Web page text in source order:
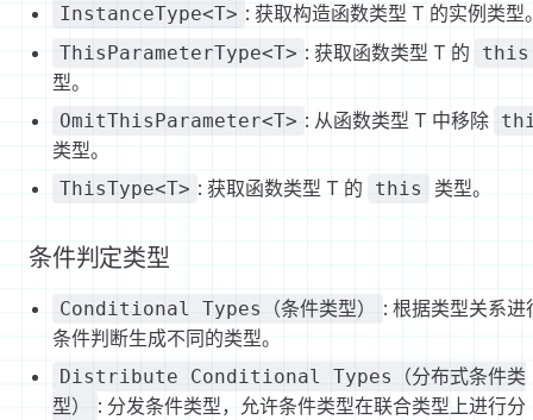
InstanceType<T> : 获取构造函数类型 T 的实例类型
ThisParameterType<T> : 获取函数类型 T 的 this
型。
OmitThisParameter<T> : 从函数类型 T 中移除
类型。
ThisType<T> : 获取函数类型 T 的 this 类型。
条件判定类型
Conditional Types（条件类型）
: 根据类型关系进
条件判断生成不同的类型。
Distribute Conditional Types（分布式条件类
型）
: 分发条件类型，允许条件类型在联合类型上进行分